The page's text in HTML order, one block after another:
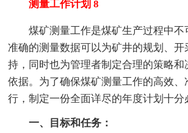
测量工作计划 8
煤矿测量工作是煤矿生产过程中不
准确的测量数据可以为矿井的规划、开
持，同时也为管理者制定合理的策略和
依据。为了确保煤矿测量工作的高效、
行，制定一份全面详尽的年度计划十分
一、目标和任务：